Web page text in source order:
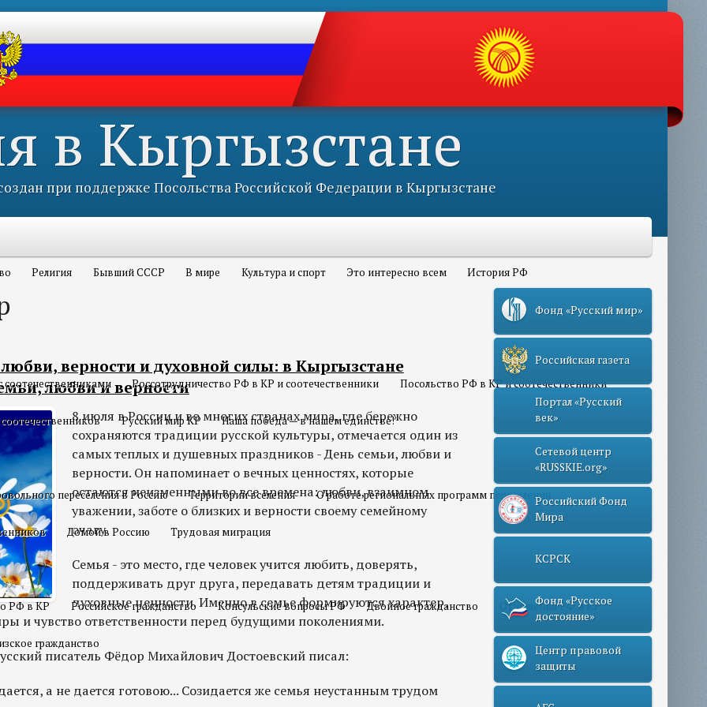
в Кыргызстане
при поддержке Посольства Российской Федерации в Кыргызстане
Религия Бывший СССР В мире Культура и спорт Это интересно всем История РФ
соотечественниками Россотрудничество РФ в КР и соотечественники Посольство РФ в КР и соотечественники
Русский мир КР Наша победа — в нашем единстве!
переселения в Россию Территории вселения О работе региональных программ переселения
Домой в Россию Трудовая миграция
РФ в КР Российское гражданство Консульские вопросы РФ Двойное гражданство Отношения РФ и КР
гражданство
верности и духовной силы: в Кыргызстане
любви и верности
8 июля в России и во многих странах мира, где бережно
сохраняются традиции русской культуры, отмечается один из
самых теплых и душевных праздников - День семьи, любви и
верности. Он напоминает о вечных ценностях, которые
остаются неизменными во все времена: любви, взаимном
уважении, заботе о близких и верности своему семейному
очагу.
Семья - это место, где человек учится любить, доверять,
поддерживать друг друга, передавать детям традиции и
духовные ценности. Именно в семье формируются характер,
и чувство ответственности перед будущими поколениями.
писатель Фёдор Михайлович Достоевский писал:
а не дается готовою... Созидается же семья неустанным трудом
Фонд «Русский мир»
Российская газета
Портал «Русский
век»
Сетевой центр
«RUSSKIE.org»
Российский Фонд
Мира
КСРСК
Фонд «Русское
достояние»
Центр правовой
защиты